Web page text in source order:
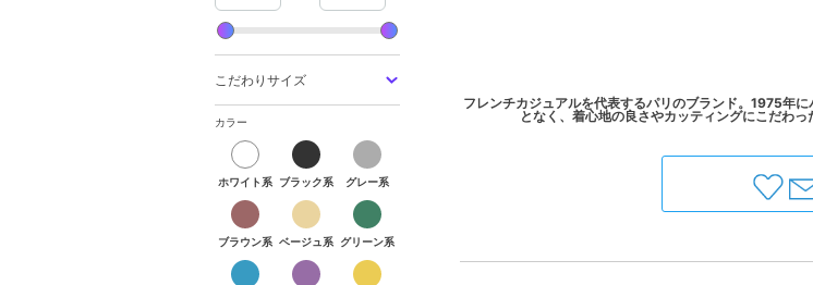
こだわりサイズ
カラー
ホワイト系
ホワイト系
ブラック系
ブラック系
グレー系
グレー系
ブラウン系
ブラウン系
ベージュ系
ベージュ系
グリーン系
グリーン系
ブルー系 パープル系 イエロー系
フレンチカジュアルを代表するパリのブランド。1975年